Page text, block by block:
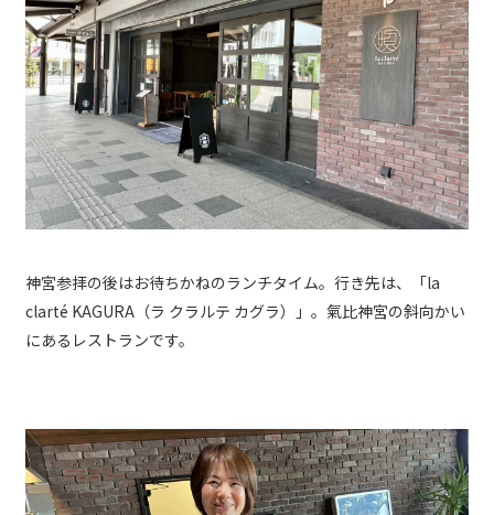
神宮参拝の後はお待ちかねのランチタイム。行き先は、「la
clarté KAGURA（ラ クラルテ カグラ）」。氣比神宮の斜向かい
にあるレストランです。